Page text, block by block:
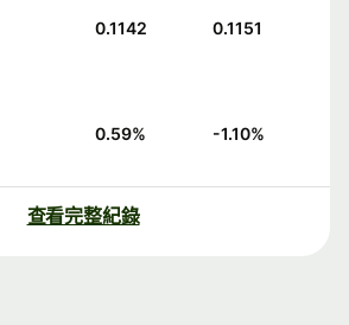
0.1142 0.1151
0.59% -1.10%
查看完整紀錄